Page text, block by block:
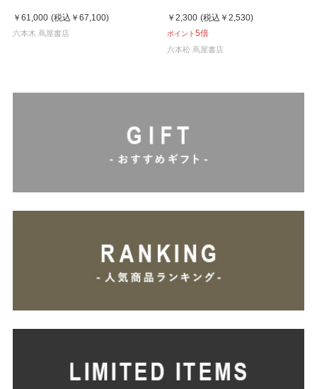
￥61,000 (税込 ￥67,100)
六本木 蔦屋書店
￥2,300 (税込 ￥2,530)
ポイント5倍
六本松 蔦屋書店